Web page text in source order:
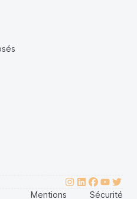
Mentions Sécurité